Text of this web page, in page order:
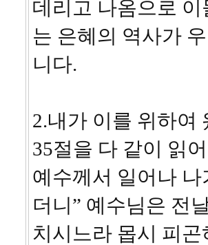
데리고 나옴으로
는 은혜의 역사가
니다.
2.내가 이를 위하여
35절을 다 같이 읽
예수께서 일어나
더니” 예수님은 전
치시느라 몹시 피